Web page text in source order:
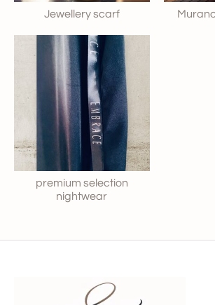
Jewellery scarf
premium selection
nightwear